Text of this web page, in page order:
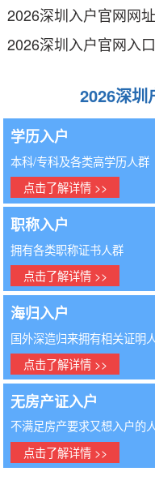
2026深圳入户官网网
2026深圳入户官网入口
2026深圳
学历入户
本科/专科及各类高学历人群
点击了解详情 >>
职称入户
拥有各类职称证书人群
点击了解详情 >>
海归入户
国外深造归来拥有相关证明
点击了解详情 >>
无房产证入户
不满足房产要求又想入户的
点击了解详情 >>